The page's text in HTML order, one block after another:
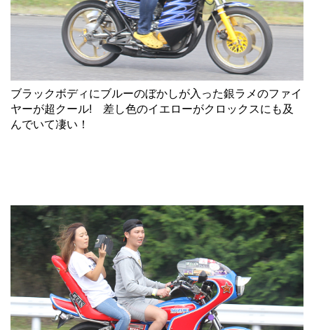
ブラックボディにブルーのぼかしが入った銀ラメのファイ
ヤーが超クール! 差し色のイエローがクロックスにも及
んでいて凄い！